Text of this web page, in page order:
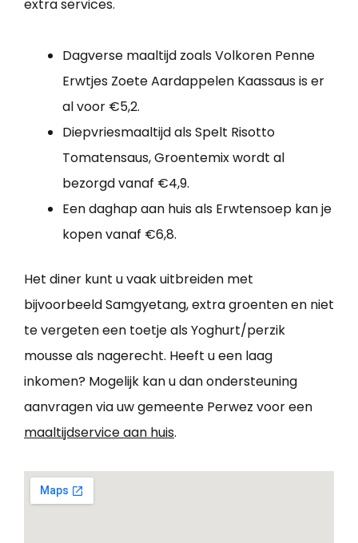
extra services.
Dagverse maaltijd zoals Volkoren Penne
Erwtjes Zoete Aardappelen Kaassaus is er
al voor €5,2.
Diepvriesmaaltijd als Spelt Risotto
Tomatensaus, Groentemix wordt al
bezorgd vanaf €4,9.
Een daghap aan huis als Erwtensoep kan je
kopen vanaf €6,8.
Het diner kunt u vaak uitbreiden met
bijvoorbeeld Samgyetang, extra groenten en niet
te vergeten een toetje als Yoghurt/perzik
mousse als nagerecht. Heeft u een laag
inkomen? Mogelijk kan u dan ondersteuning
aanvragen via uw gemeente Perwez voor een
maaltijdservice aan huis.